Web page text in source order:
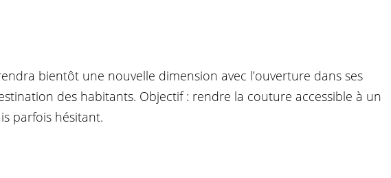
bientôt une nouvelle dimension avec l’ouverture dans ses
des habitants. Objectif : rendre la couture accessible à un
parfois hésitant.